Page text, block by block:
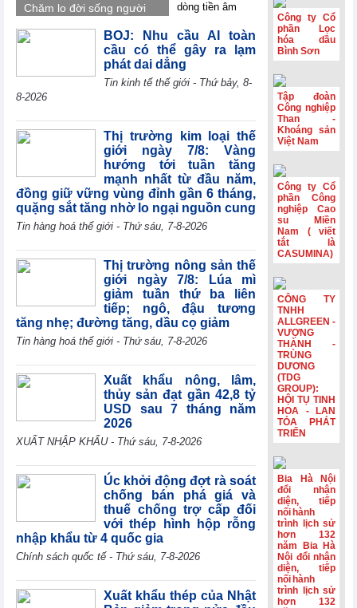
Chăm lo đời sống người
Điển tổ chức tham quan,
nghỉ mát Trung Quốc
2026, gắn kết tập thể,
tái tạo năng lượng và
lan tỏa văn hóa doanh
nghiệp.
dòng tiền âm
đồng
VIFTA mở thêm
dư địa cho hàng
Việt tại thị trường
Coteccons
(CTD) lãi 788 tỷ
đồng năm tài
chính 2026
Sản lượng sản
xuất công nghiệp
khu vực
Eurozone đạt
trong gần 4 năm
rưỡi
HSBC: Nghị
quyết 10 tạo nền
tảng để Việt Nam
thu hút dòng vốn
chất lượng cao
xuất của Hoa Kỳ
đạt mức cao nhất
trong hơn bốn
năm
Phiên họp
Chính phủ
7: Xuất nhập
khẩu ước đạt
659,6 tỷ USD,
tăng 28,1%
BOJ: Nhu cầu AI toàn
cầu có thể gây ra lạm
phát dai dẳng
Tin kinh tế thế giới - Thứ bảy, 8-
8-2026
Thị trường kim loại thế
giới ngày 7/8: Vàng
hướng tới tuần tăng
mạnh nhất từ đầu năm,
đồng giữ vững vùng đỉnh gần 6 tháng,
quặng sắt tăng nhờ lo ngại nguồn cung
Tin hàng hoá thế giới - Thứ sáu, 7-8-2026
Thị trường nông sản thế
giới ngày 7/8: Lúa mì
giảm tuần thứ ba liên
tiếp; ngô, đậu tương
tăng nhẹ; đường tăng, dầu cọ giảm
Tin hàng hoá thế giới - Thứ sáu, 7-8-2026
Xuất khẩu nông, lâm,
thủy sản đạt gần 42,8 tỷ
USD sau 7 tháng năm
2026
XUẤT NHẬP KHẨU - Thứ sáu, 7-8-2026
Úc khởi động đợt rà soát
chống bán phá giá và
thuế chống trợ cấp đối
với thép hình hộp rỗng
nhập khẩu từ 4 quốc gia
Chính sách quốc tế - Thứ sáu, 7-8-2026
Xuất khẩu thép của Nhật
Công ty Cổ
phần Lọc
hóa dầu
Bình Sơn
Tập đoàn
Công nghiệp
Than -
Khoáng sản
Việt Nam
Công ty Cổ
phần Công
nghiệp Cao
su Miền
Nam ( viết
tắt là
CASUMINA)
CÔNG TY
TNHH
ALLGREEN -
VƯỢNG
THÀNH -
TRÙNG
DƯƠNG
(TDG
GROUP):
HỘI TỤ TINH
HOA - LAN
TỎA PHÁT
TRIỂN
Bia Hà Nội
đổi nhận
diện, tiếp
nối hành
trình lịch sử
hơn 132
năm Bia Hà
Nội đổi nhận
diện, tiếp
nối hành
trình lịch sử
hơn 132